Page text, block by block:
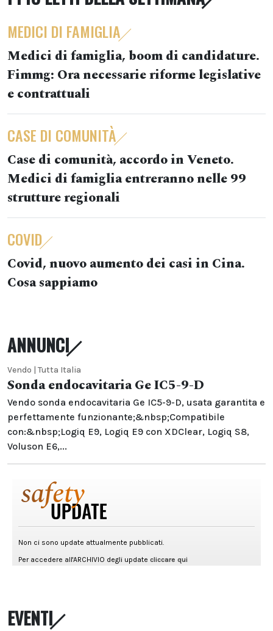
MEDICI DI FAMIGLIA
Medici di famiglia, boom di candidature.
Fimmg: Ora necessarie riforme legislative
e contrattuali
CASE DI COMUNITÀ
Case di comunità, accordo in Veneto.
Medici di famiglia entreranno nelle 99
strutture regionali
COVID
Covid, nuovo aumento dei casi in Cina.
Cosa sappiamo
ANNUNCI
Vendo | Tutta Italia
Sonda endocavitaria Ge IC5-9-D
Vendo sonda endocavitaria Ge IC5-9-D, usata garantita e
perfettamente funzionante;&nbsp;Compatibile
con:&nbsp;Logiq E9, Logiq E9 con XDClear, Logiq S8,
Voluson E6,...
EVENTI